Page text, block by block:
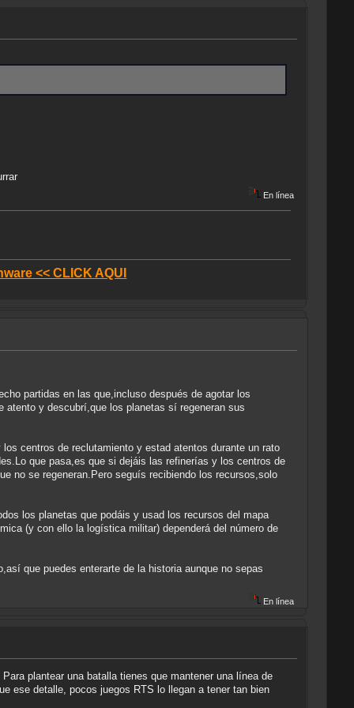
En línea
<< CLICK AQUI
partidas en las que,incluso después de agotar los
y descubrí,que los planetas sí regeneran sus
centros de reclutamiento y estad atentos durante un rato
que pasa,es que si dejáis las refinerías y los centros de
no se regeneran.Pero seguís recibiendo los recursos,solo
los planetas que podáis y usad los recursos del mapa
(y con ello la logística militar) dependerá del número de
que puedes enterarte de la historia aunque no sepas
En línea
plantear una batalla tienes que mantener una línea de
ese detalle, pocos juegos RTS lo llegan a tener tan bien